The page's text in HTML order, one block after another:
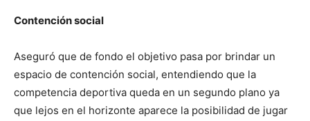
Contención social
Aseguró que de fondo el objetivo pasa por brindar un
espacio de contención social, entendiendo que la
competencia deportiva queda en un segundo plano ya
que lejos en el horizonte aparece la posibilidad de jugar